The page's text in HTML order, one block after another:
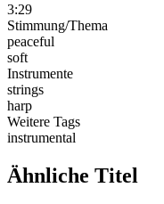
3:29
Stimmung/Thema
peaceful
soft
Instrumente
strings
harp
Weitere Tags
instrumental
Ähnliche Titel